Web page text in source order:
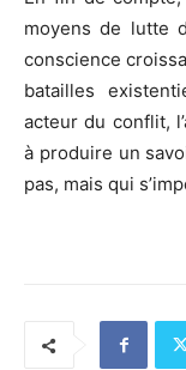
moyens de lutte
conscience
batailles
acteur du conflit,
à produire un
pas, mais qui